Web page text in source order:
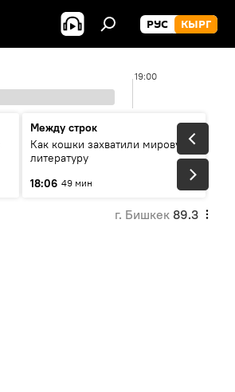
РУС КЫРГ
19:00
Между строк
Как кошки захватили мировую
литературу
18:06 49 мин
г. Бишкек 89.3